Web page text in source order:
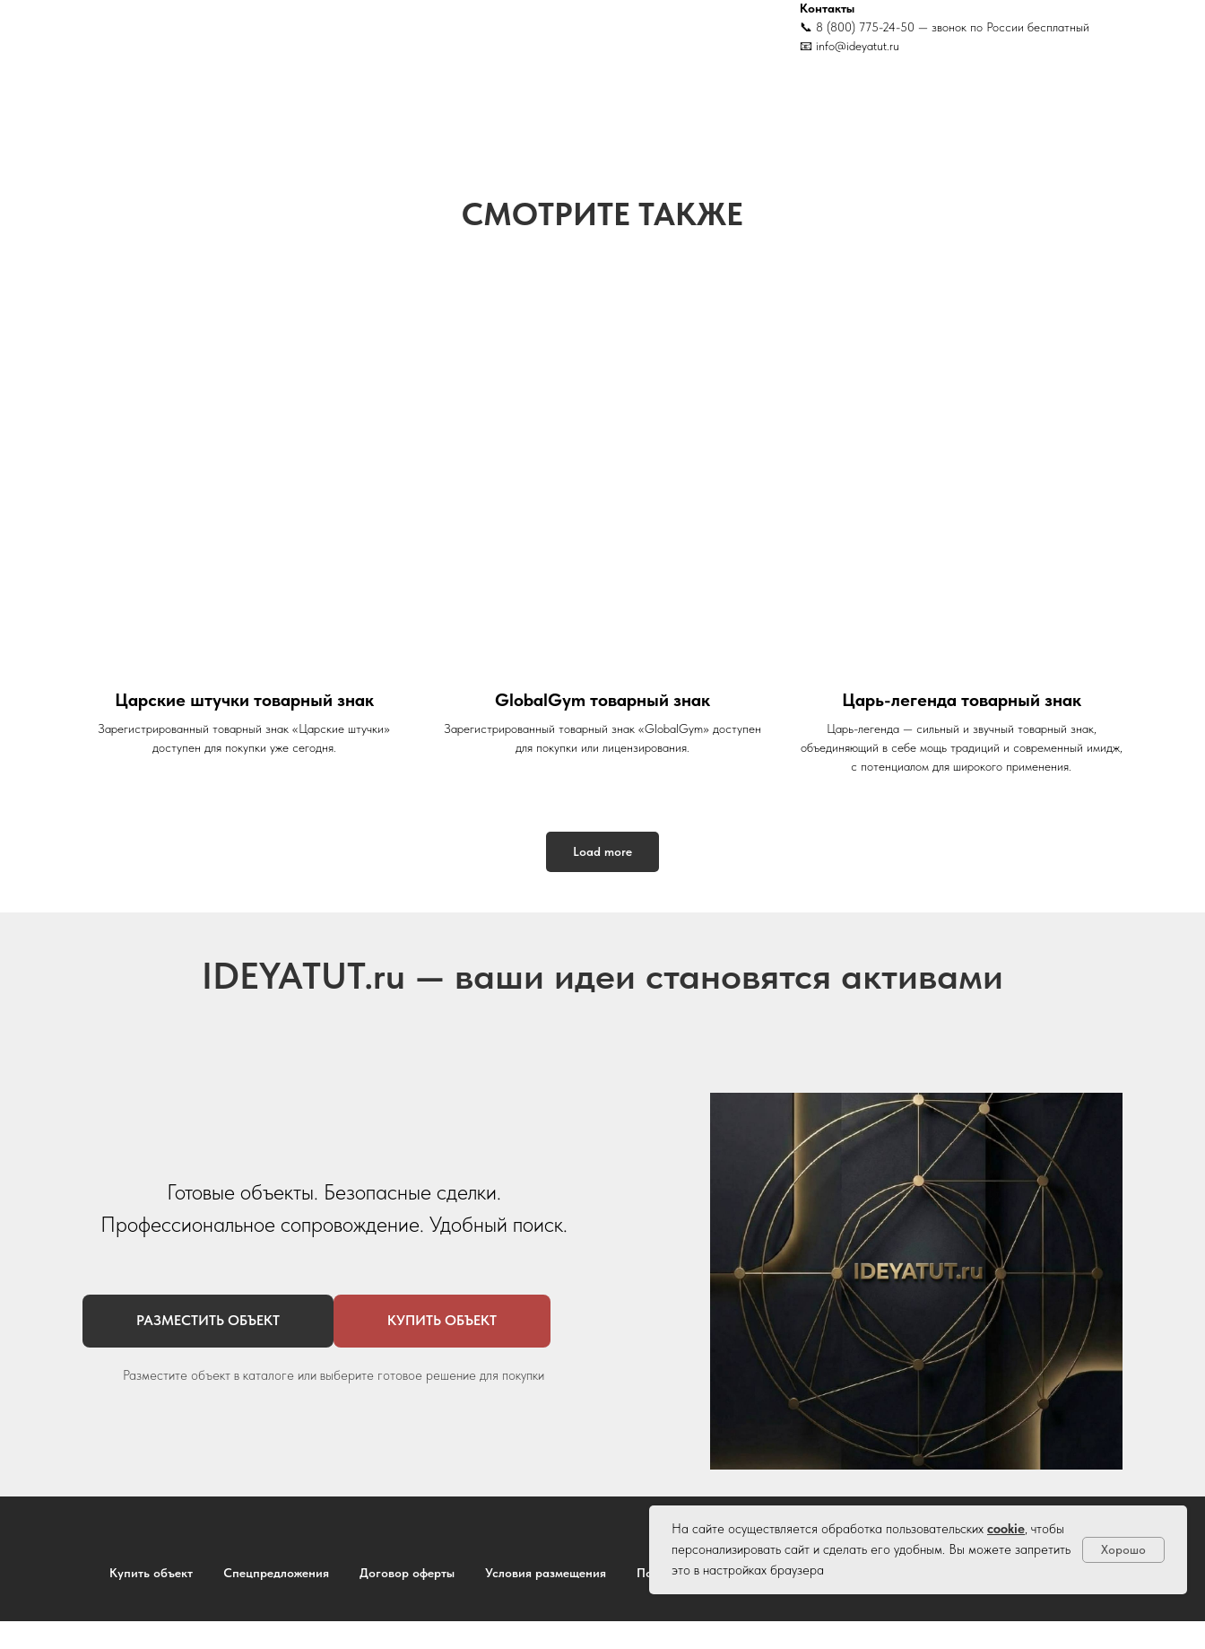
Контакты
📞 8 (800) 775-24-50 — звонок по России бесплатный
📧 info@ideyatut.ru
СМОТРИТЕ ТАКЖЕ
Царские штучки товарный знак
Зарегистрированный товарный знак «Царские штучки»
доступен для покупки уже сегодня.
GlobalGym товарный знак
Зарегистрированный товарный знак «GlobalGym» доступен
для покупки или лицензирования.
Царь-легенда товарный знак
Царь-легенда — сильный и звучный товарный знак,
объединяющий в себе мощь традиций и современный имидж,
с потенциалом для широкого применения.
Load more
IDEYATUT.ru — ваши идеи становятся активами
Готовые объекты. Безопасные сделки.
Профессиональное сопровождение. Удобный поиск.
РАЗМЕСТИТЬ ОБЪЕКТ КУПИТЬ ОБЪЕКТ
Разместите объект в каталоге или выберите готовое решение для покупки
На сайте осуществляется обработка пользовательских cookie, чтобы
персонализировать сайт и сделать его удобным. Вы можете запретить
это в настройках браузера
Хорошо
Купить объект
Спецпредложения Договор оферты Условия размещения Пользовательское соглашение